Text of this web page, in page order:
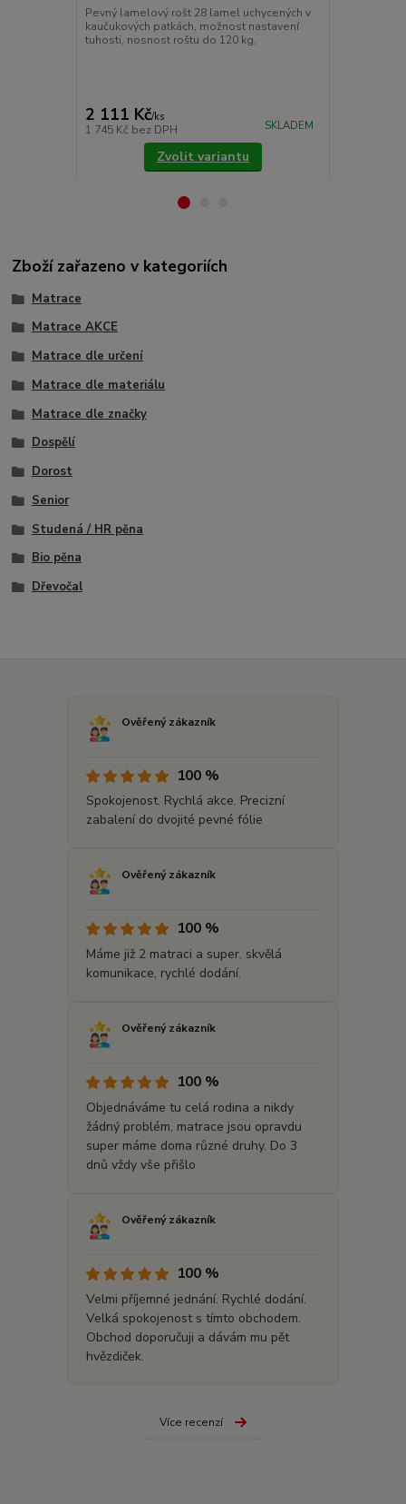
Pevný lamelový rošt 28 lamel uchycených v
kaučukových patkách, možnost nastavení
tuhosti, nosnost roštu do 120 kg,
2 111 Kč/ks
1 745 Kč bez DPH SKLADEM
Zvolit variantu
Zboží zařazeno v kategoriích
Matrace
Matrace AKCE
Matrace dle určení
Matrace dle materiálu
Matrace dle značky
Dospělí
Dorost
Senior
Studená / HR pěna
Bio pěna
Dřevočal
Ověřený zákazník
100 %
Spokojenost. Rychlá akce. Precizní
zabalení do dvojité pevné fólie
Ověřený zákazník
100 %
Máme již 2 matraci a super, skvělá
komunikace, rychlé dodání.
Ověřený zákazník
100 %
Objednáváme tu celá rodina a nikdy
žádný problém, matrace jsou opravdu
super máme doma různé druhy. Do 3
dnů vždy vše přišlo
Ověřený zákazník
100 %
Velmi příjemné jednání. Rychlé dodání.
Velká spokojenost s tímto obchodem.
Obchod doporučuji a dávám mu pět
hvězdiček.
Více recenzí